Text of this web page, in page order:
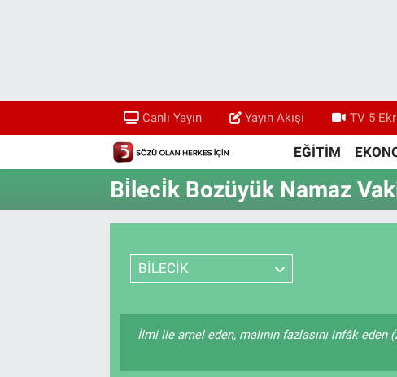
Canlı Yayın Yayın Akışı TV 5
EĞİTİM
Bi̇leci̇k Bozüyük Namaz
BİLECİK
İlmi ile amel eden, malının fazlasını infâk
Yayın Akışı
TV 5 Ekranı ve Arşiv